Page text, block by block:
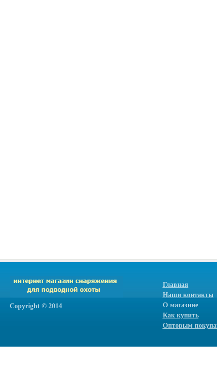
Сopyright © 2014
Главная
Наши контакты
О магазине
Как купить
Оптовым